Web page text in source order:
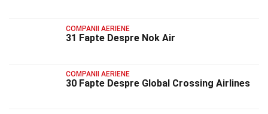
COMPANII AERIENE
31 Fapte Despre Nok Air
COMPANII AERIENE
30 Fapte Despre Global Crossing Airlines